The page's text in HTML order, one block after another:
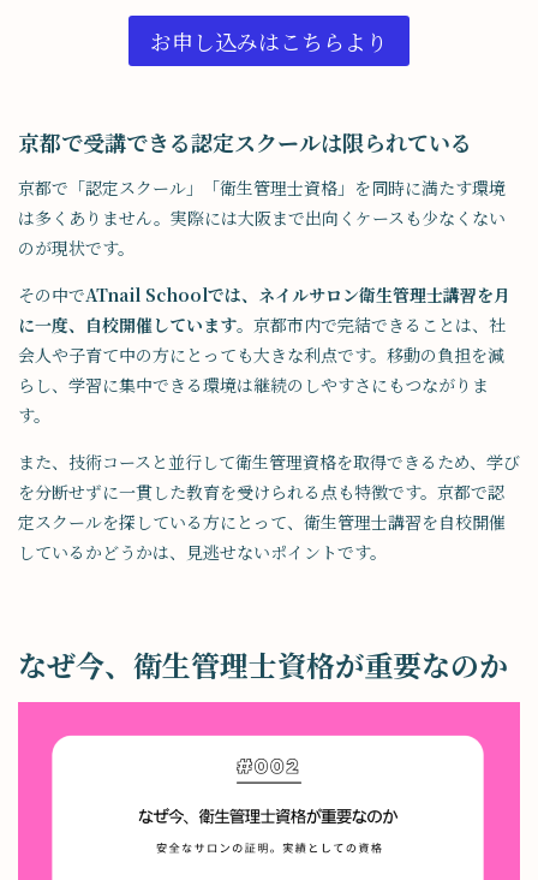
お申し込みはこちらより
京都で受講できる認定スクールは限られている
京都で「認定スクール」「衛生管理士資格」を同時に満たす環境
は多くありません。実際には大阪まで出向くケースも少なくない
のが現状です。
その中でATnail Schoolでは、ネイルサロン衛生管理士講習を月
に一度、自校開催しています。京都市内で完結できることは、社
会人や子育て中の方にとっても大きな利点です。移動の負担を減
らし、学習に集中できる環境は継続のしやすさにもつながりま
す。
また、技術コースと並行して衛生管理資格を取得できるため、学び
を分断せずに一貫した教育を受けられる点も特徴です。京都で認
定スクールを探している方にとって、衛生管理士講習を自校開催
しているかどうかは、見逃せないポイントです。
なぜ今、衛生管理士資格が重要なのか